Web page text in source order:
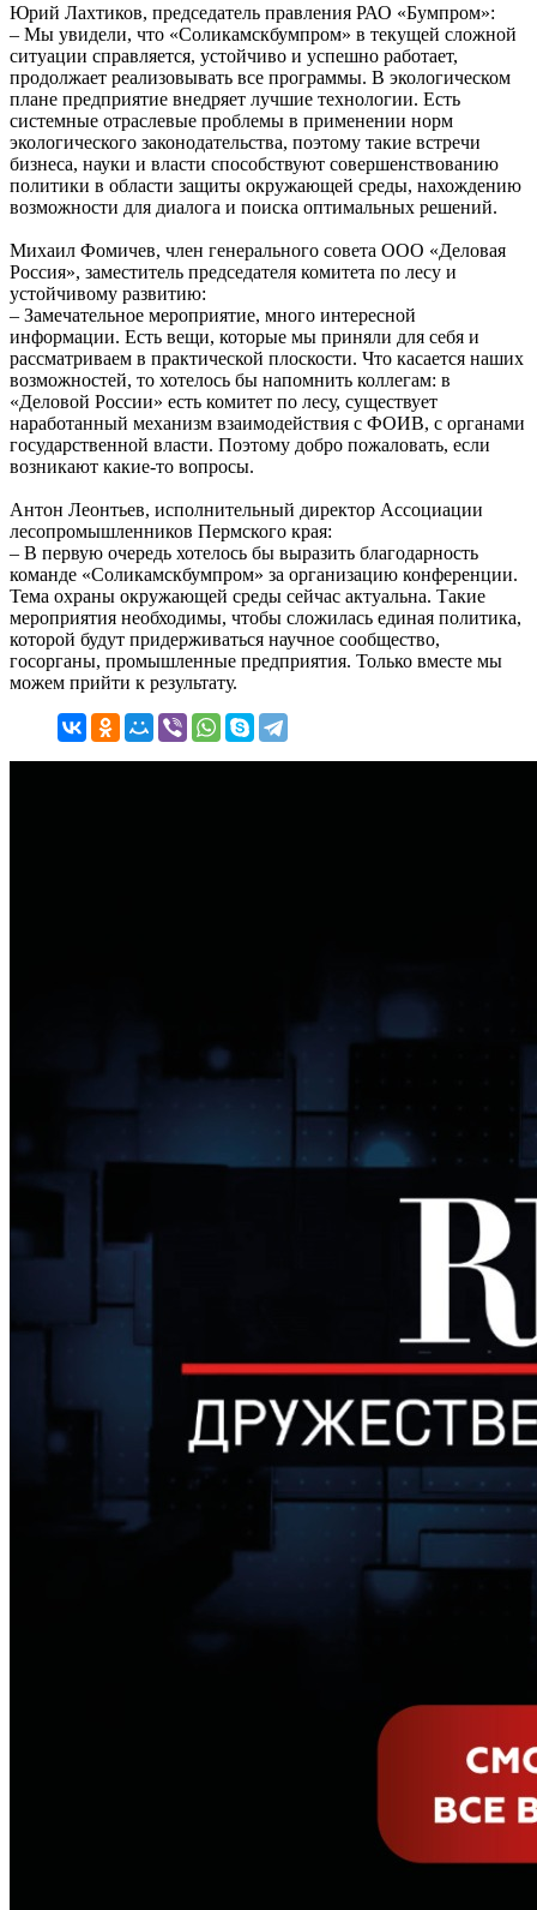
Юрий Лахтиков, председатель правления РАО «Бумпром»:
– Мы увидели, что «Соликамскбумпром» в текущей сложной
ситуации справляется, устойчиво и успешно работает,
продолжает реализовывать все программы. В экологическом
плане предприятие внедряет лучшие технологии. Есть
системные отраслевые проблемы в применении норм
экологического законодательства, поэтому такие встречи
бизнеса, науки и власти способствуют совершенствованию
политики в области защиты окружающей среды, нахождению
возможности для диалога и поиска оптимальных решений.
Михаил Фомичев, член генерального совета ООО «Деловая
Россия», заместитель председателя комитета по лесу и
устойчивому развитию:
– Замечательное мероприятие, много интересной
информации. Есть вещи, которые мы приняли для себя и
рассматриваем в практической плоскости. Что касается наших
возможностей, то хотелось бы напомнить коллегам: в
«Деловой России» есть комитет по лесу, существует
наработанный механизм взаимодействия с ФОИВ, с органами
государственной власти. Поэтому добро пожаловать, если
возникают какие-то вопросы.
Антон Леонтьев, исполнительный директор Ассоциации
лесопромышленников Пермского края:
– В первую очередь хотелось бы выразить благодарность
команде «Соликамскбумпром» за организацию конференции.
Тема охраны окружающей среды сейчас актуальна. Такие
мероприятия необходимы, чтобы сложилась единая политика,
которой будут придерживаться научное сообщество,
госорганы, промышленные предприятия. Только вместе мы
можем прийти к результату.